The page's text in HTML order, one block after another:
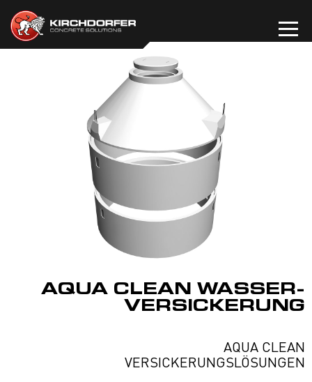
Inhalt
springen
AQUA CLEAN WASSER-
VERSICKERUNG
AQUA CLEAN
VERSICKERUNGSLÖSUNGEN